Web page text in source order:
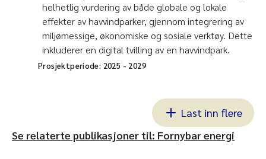
helhetlig vurdering av både globale og lokale
effekter av havvindparker, gjennom integrering av
miljømessige, økonomiske og sosiale verktøy. Dette
inkluderer en digital tvilling av en havvindpark.
Prosjektperiode: 2025 - 2029
Last inn flere
Se relaterte publikasjoner til: Fornybar energi